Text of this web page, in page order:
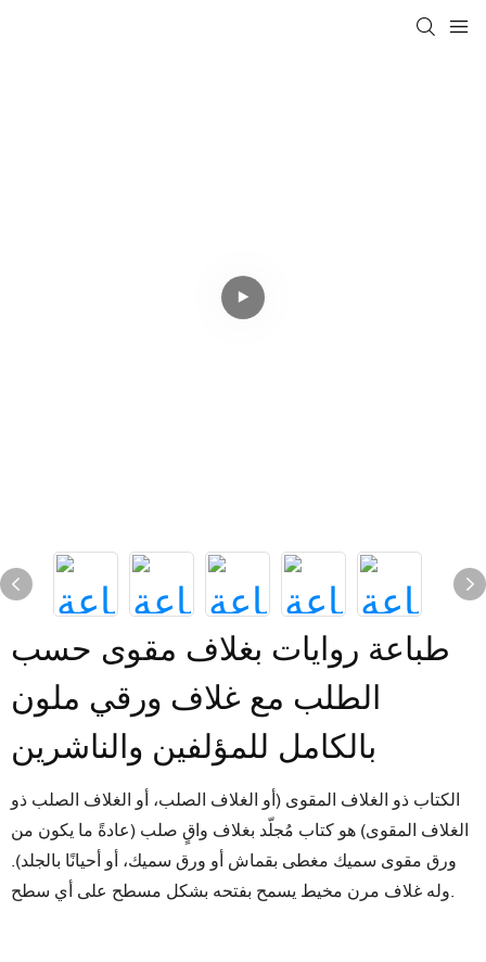
طباعة روايات بغلاف مقوى حسب
الطلب مع غلاف ورقي ملون
بالكامل للمؤلفين والناشرين
الكتاب ذو الغلاف المقوى (أو الغلاف الصلب، أو الغلاف الصلب ذو
الغلاف المقوى) هو كتاب مُجلّد بغلاف واقٍ صلب (عادةً ما يكون من
ورق مقوى سميك مغطى بقماش أو ورق سميك، أو أحيانًا بالجلد).